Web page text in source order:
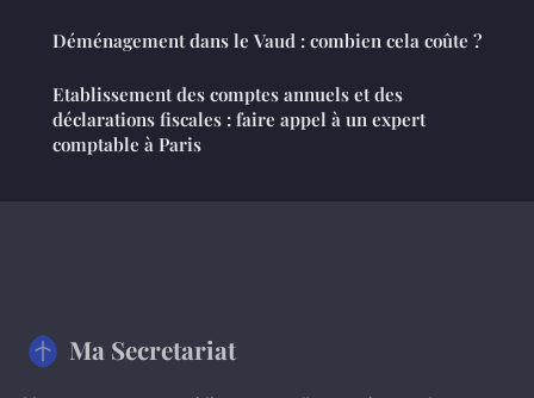
Déménagement dans le Vaud : combien cela coûte ?
Etablissement des comptes annuels et des
déclarations fiscales : faire appel à un expert
comptable à Paris
Ma Secretariat